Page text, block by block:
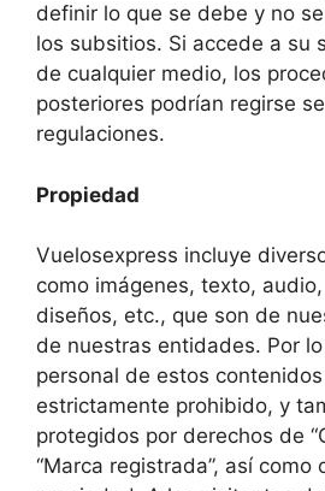
definir lo que se debe y no
los subsitios. Si accede a su
de cualquier medio, los
posteriores podrían regirse
regulaciones.
Propiedad
Vuelosexpress incluye
como imágenes, texto,
diseños, etc., que son de
de nuestras entidades. Por
personal de estos
estrictamente prohibido, y
protegidos por derechos de
“Marca registrada”, así como